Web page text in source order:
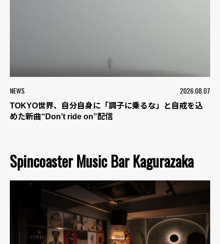
NEWS 2026.08.07
TOKYO世界、自分自身に「調子に乗るな」と自戒を込
めた新曲“Don’t ride on”配信
Spincoaster Music Bar Kagurazaka